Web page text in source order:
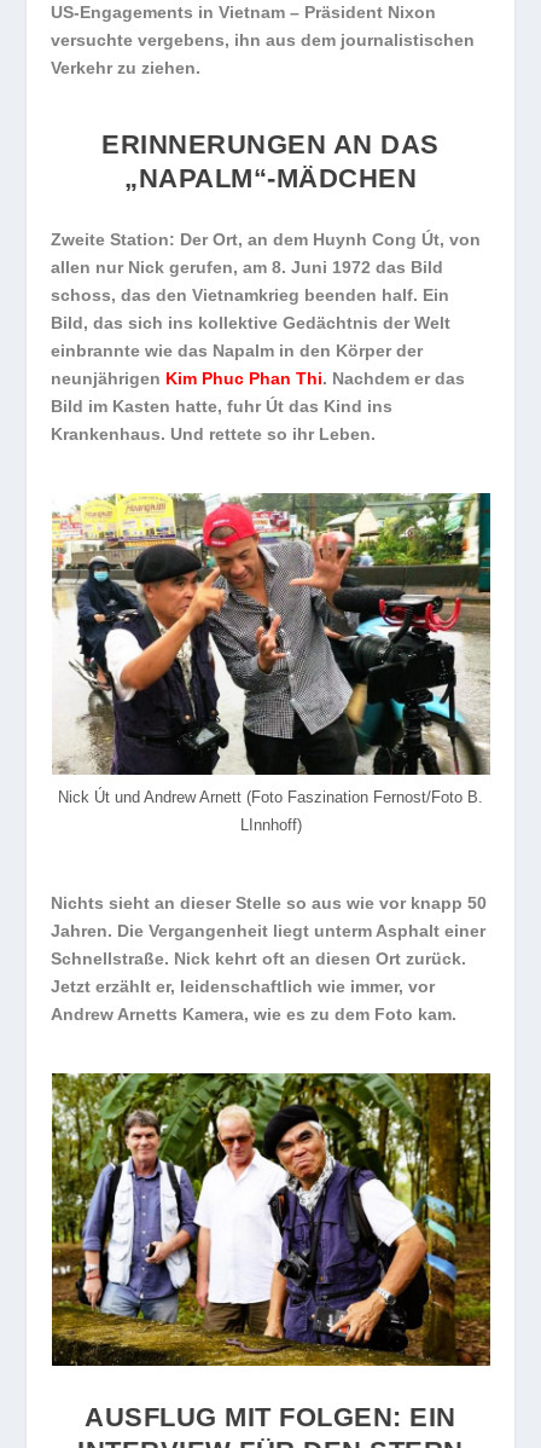
US-Engagements in Vietnam – Präsident Nixon
versuchte vergebens, ihn aus dem journalistischen
Verkehr zu ziehen.
ERINNERUNGEN AN DAS
„NAPALM“-MÄDCHEN
Zweite Station: Der Ort, an dem Huynh Cong Út, von
allen nur Nick gerufen, am 8. Juni 1972 das Bild
schoss, das den Vietnamkrieg beenden half. Ein
Bild, das sich ins kollektive Gedächtnis der Welt
einbrannte wie das Napalm in den Körper der
neunjährigen Kim Phuc Phan Thi. Nachdem er das
Bild im Kasten hatte, fuhr Út das Kind ins
Krankenhaus. Und rettete so ihr Leben.
Nick Út und Andrew Arnett (Foto Faszination Fernost/Foto B.
LInnhoff)
Nichts sieht an dieser Stelle so aus wie vor knapp 50
Jahren. Die Vergangenheit liegt unterm Asphalt einer
Schnellstraße. Nick kehrt oft an diesen Ort zurück.
Jetzt erzählt er, leidenschaftlich wie immer, vor
Andrew Arnetts Kamera, wie es zu dem Foto kam.
AUSFLUG MIT FOLGEN: EIN